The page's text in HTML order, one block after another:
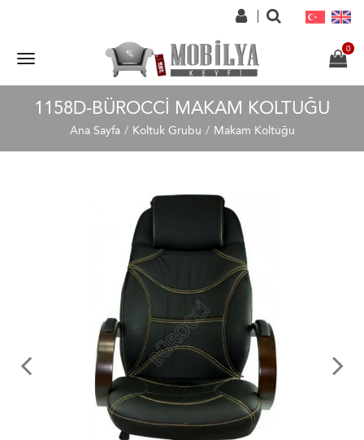
1158D-BÜROCCI MAKAM KOLTUĞU
Ana Sayfa Koltuk Grubu Makam Koltuğu